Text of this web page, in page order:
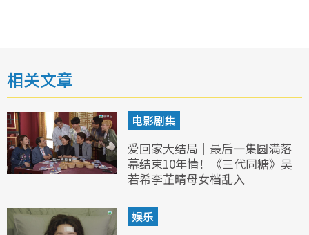
相关文章
电影剧集
爱回家大结局｜最后一集圆满落
幕结束10年情！《三代同糖》吴
若希李芷晴母女档乱入
娱乐